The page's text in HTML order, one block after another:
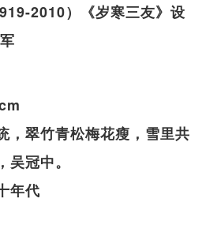
2010）《岁寒三友》设
，翠竹青松梅花瘦，雪里共
冠中。
年代